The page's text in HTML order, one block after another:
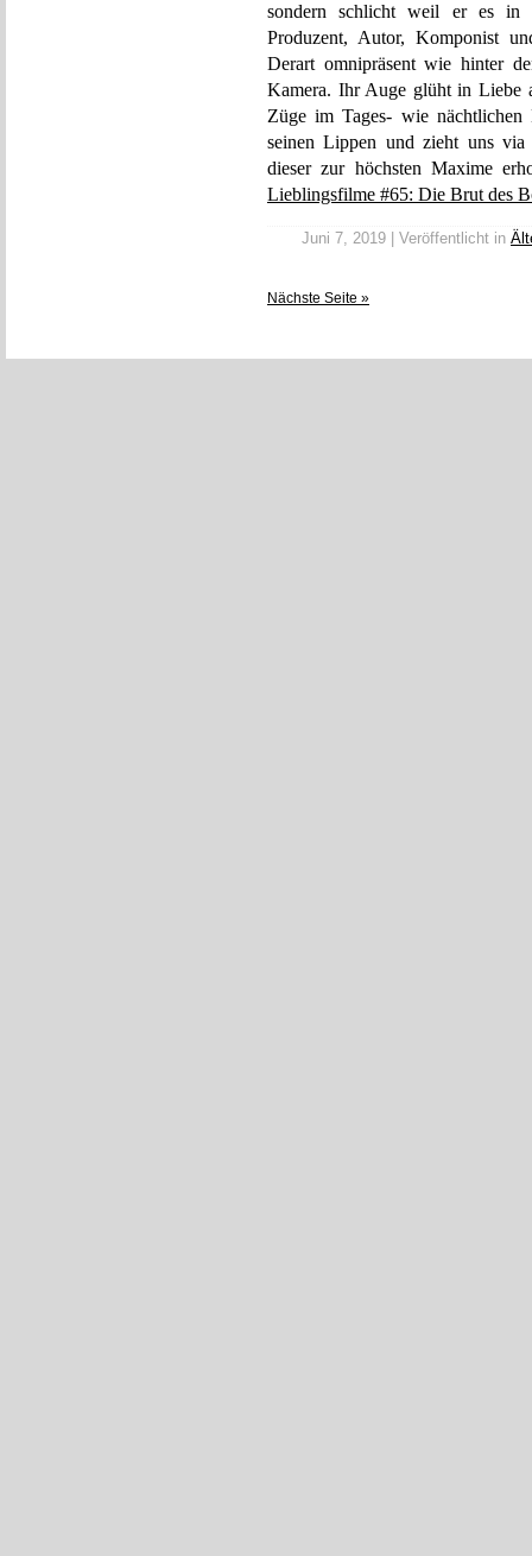
sondern schlicht weil er es in
Produzent, Autor, Komponist
Derart omnipräsent wie hinter
Kamera. Ihr Auge glüht in Liebe
Züge im Tages- wie nächtlichen
seinen Lippen und zieht uns
dieser zur höchsten Maxime
Lieblingsfilme #65: Die Brut des
Juni 7, 2019 | Veröffentlicht in
Nächste Seite »